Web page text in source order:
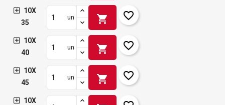
10X
35
un shopping_cart favorite_border
10X
40
un shopping_cart favorite_border
10X
45
un shopping_cart favorite_border
10X